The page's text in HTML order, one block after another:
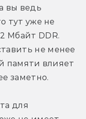
вы ведь
тут уже не
Мбайт DDR.
не менее
памяти влияет
заметно.
для